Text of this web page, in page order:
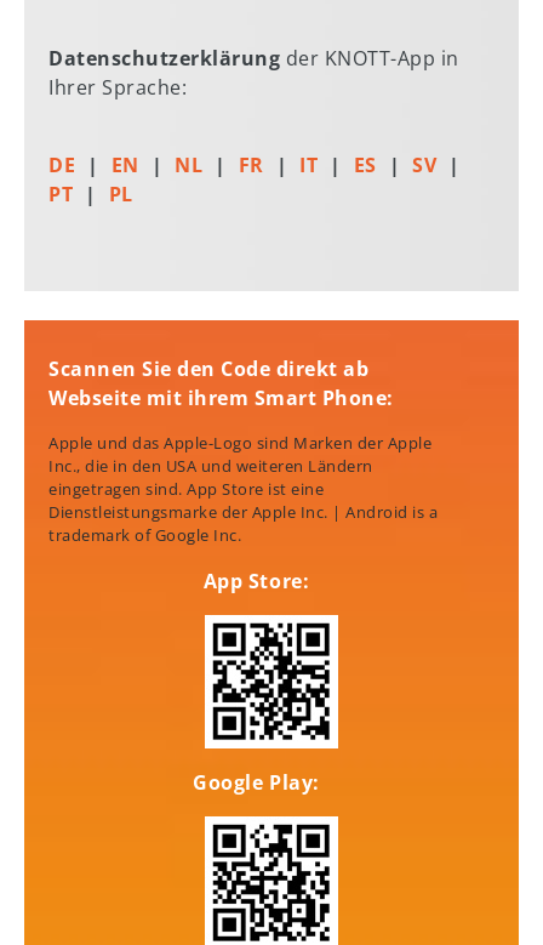
Datenschutzerklärung der KNOTT-App in
Ihrer Sprache:
DE EN NL FR IT ES
SV
PT
PL
Scannen Sie den Code direkt ab
Webseite mit ihrem Smart Phone:
Apple und das Apple-Logo sind Marken der Apple
Inc., die in den USA und weiteren Ländern
eingetragen sind. App Store ist eine
Dienstleistungsmarke der Apple Inc. | Android is a
trademark of Google Inc.
App Store:
Google Play: